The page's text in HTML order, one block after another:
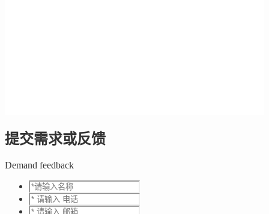
提交需求或反馈
Demand feedback